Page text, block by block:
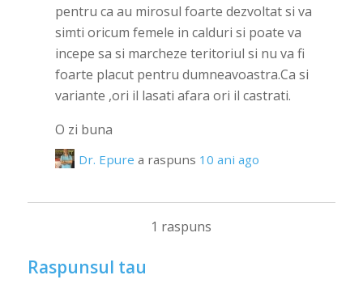
pentru ca au mirosul foarte dezvoltat si va
simti oricum femele in calduri si poate va
incepe sa si marcheze teritoriul si nu va fi
foarte placut pentru dumneavoastra.Ca si
variante ,ori il lasati afara ori il castrati.
O zi buna
Dr. Epure a raspuns 10 ani ago
1 raspuns
Raspunsul tau